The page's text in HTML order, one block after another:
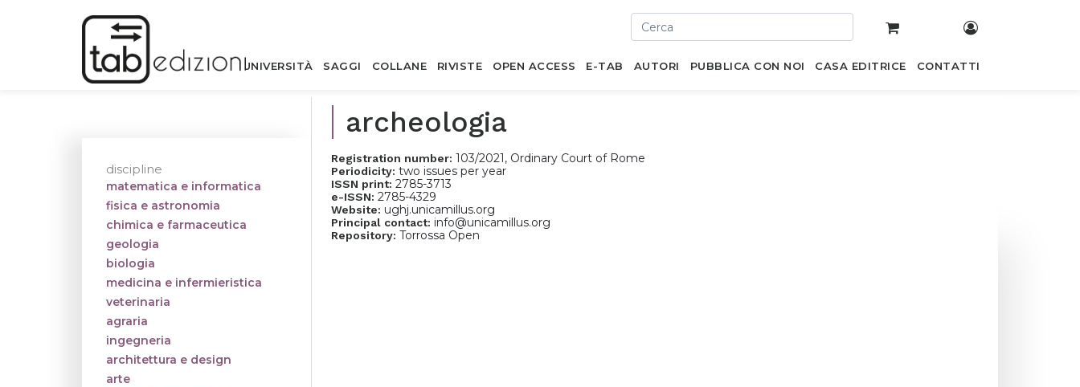
UNIVERSITÀ SAGGI COLLANE RIVISTE OPEN ACCESS E-TAB AUTORI PUBBLICA CON NOI CASA EDITRICE CONTATTI
archeologia
Registration number: 103/2021, Ordinary Court of Rome
Periodicity: two issues per year
ISSN print: 2785-3713
e-ISSN: 2785-4329
Website: ughj.unicamillus.org
Principal contact: info@unicamillus.org
Repository: Torrossa Open
discipline
matematica e informatica
fisica e astronomia
chimica e farmaceutica
geologia
biologia
medicina e infermieristica
veterinaria
agraria
ingegneria
architettura e design
arte